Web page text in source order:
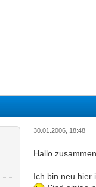
30.01.2006, 18:48
Hallo
Ich bin neu hier